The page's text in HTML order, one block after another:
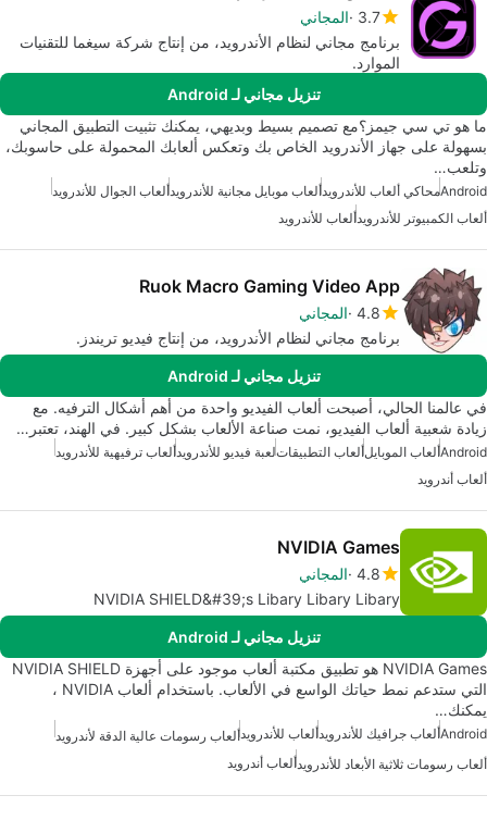
3.7 المجاني
برنامج مجاني لنظام الأندرويد، من إنتاج شركة سيغما للتقنيات
الموارد.
تنزيل مجاني لـ Android
ما هو تي سي جيمز؟مع تصميم بسيط وبديهي، يمكنك تثبيت التطبيق المجاني
بسهولة على جهاز الأندرويد الخاص بك وتعكس ألعابك المحمولة على حاسوبك،
وتلعب…
Androidمحاكي ألعاب للأندرويدألعاب موبايل مجانية للأندرويدألعاب الجوال للأندرويد
ألعاب الكمبيوتر للأندرويدألعاب للأندرويد
Ruok Macro Gaming Video App
4.8 المجاني
برنامج مجاني لنظام الأندرويد، من إنتاج فيديو تريندز.
تنزيل مجاني لـ Android
في عالمنا الحالي، أصبحت ألعاب الفيديو واحدة من أهم أشكال الترفيه. مع
زيادة شعبية ألعاب الفيديو، نمت صناعة الألعاب بشكل كبير. في الهند، تعتبر…
Androidألعاب الموبايلألعاب التطبيقاتلعبة فيديو للأندرويدألعاب ترفيهية للأندرويد
ألعاب أندرويد
NVIDIA Games
4.8 المجاني
NVIDIA SHIELD&#39;s Libary Libary Libary
تنزيل مجاني لـ Android
NVIDIA Games هو تطبيق مكتبة ألعاب موجود على أجهزة NVIDIA SHIELD
التي ستدعم نمط حياتك الواسع في الألعاب. باستخدام ألعاب NVIDIA ،
يمكنك…
Androidألعاب جرافيك للأندرويدألعاب للأندرويدألعاب رسومات عالية الدقة لأندرويد
ألعاب رسومات ثلاثية الأبعاد للأندرويدألعاب أندرويد